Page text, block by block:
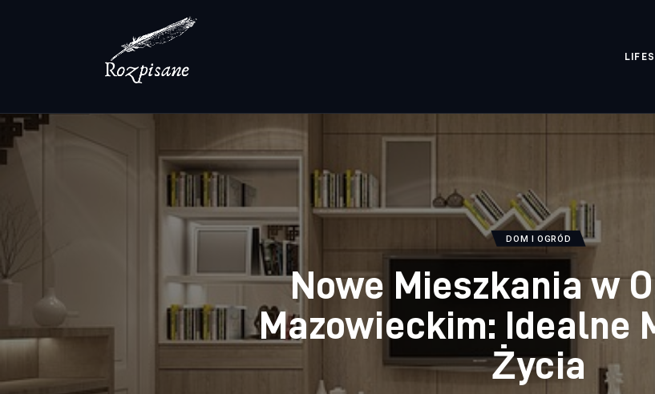
Dom i ogród
DOM I OGRÓD
Nowe Mieszkania w
Mazowieckim: Idealne
Życia